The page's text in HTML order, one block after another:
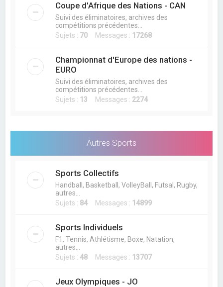
Coupe d'Afrique des Nations - CAN
Suivi des éliminatoires, archives des
compétitions précédentes...
Sujets : 70 Messages : 17268
Championnat d'Europe des nations -
EURO
Suivi des éliminatoires, archives des
compétitions précédentes...
Sujets : 13 Messages : 2274
Autres Sports
Sports Collectifs
Handball, Basketball, VolleyBall, Futsal, Rugby,
autres...
Sujets : 84 Messages : 14899
Sports Individuels
F1, Tennis, Athlétisme, Boxe, Natation,
autres...
Sujets :48 Messages : 13707
Jeux Olympiques - JO